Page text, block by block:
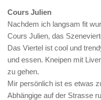
Cours Julien
Nachdem ich langsam fit
Cours Julien, das
Das Viertel ist cool und
und essen. Kneipen mit
zu gehen.
Mir persönlich ist es etwas
Abhängige auf der Strasse